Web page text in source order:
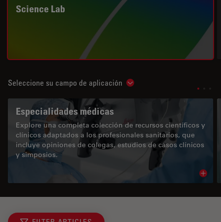
Science Lab
Seleccione su campo de aplicación Show subnavigation
Especialidades médicas
Explore una completa colección de recursos científicos y
clínicos adaptados a los profesionales sanitarios, que
incluye opiniones de colegas, estudios de casos clínicos
y simposios.